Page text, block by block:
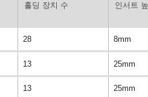
홀딩 장치 수 인서트
28 8mm
13 25mm
13 25mm